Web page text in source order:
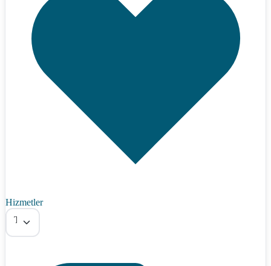
Hizmetler
Tümü